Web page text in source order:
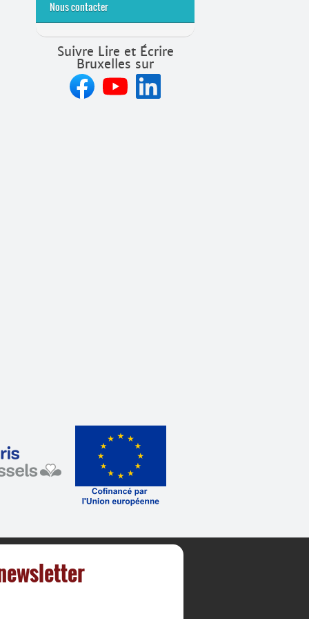
Nous contacter
Suivre Lire et Écrire
Bruxelles sur